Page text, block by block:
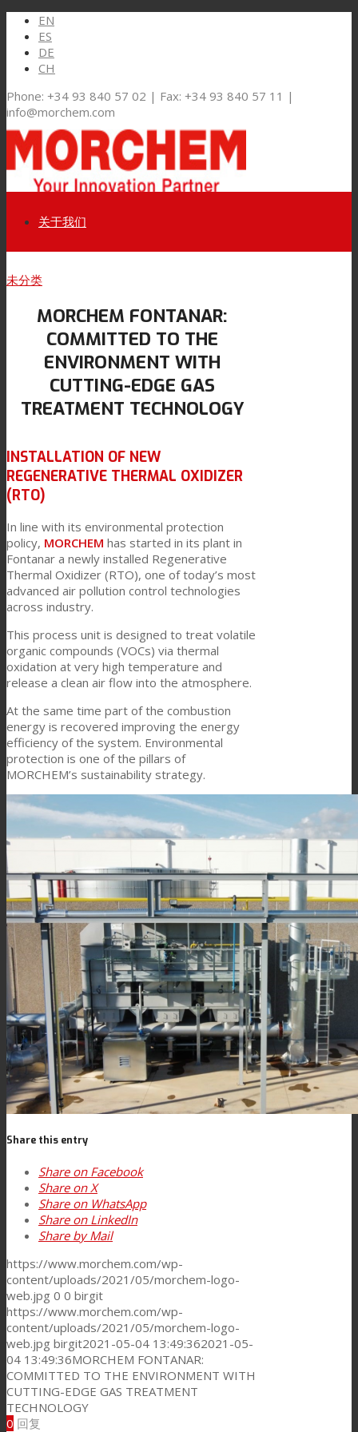
EN
ES
DE
CH
Phone: +34 93 840 57 02 | Fax: +34 93 840 57 11 |
info@morchem.com
Link to Youtube
Link to Mail
关于我们
市场和解决方案
软包装
科技产品复合
纺织品复合
平板复合
TPU油墨连接料
创新
客户关怀
特性
可持续性
客户支持
证书
职业发展
联系我们
Search
Menu Menu
未分类
MORCHEM FONTANAR:
COMMITTED TO THE
ENVIRONMENT WITH
CUTTING-EDGE GAS
TREATMENT TECHNOLOGY
INSTALLATION OF NEW
REGENERATIVE THERMAL OXIDIZER
(RTO)
In line with its environmental protection
policy, MORCHEM has started in its plant in
Fontanar a newly installed Regenerative
Thermal Oxidizer (RTO), one of today’s most
advanced air pollution control technologies
across industry.
This process unit is designed to treat volatile
organic compounds (VOCs) via thermal
oxidation at very high temperature and
release a clean air flow into the atmosphere.
At the same time part of the combustion
energy is recovered improving the energy
efficiency of the system. Environmental
protection is one of the pillars of
MORCHEM’s sustainability strategy.
Share this entry
Share on Facebook
Share on X
Share on WhatsApp
Share on LinkedIn
Share by Mail
https://www.morchem.com/wp-
content/uploads/2021/05/morchem-logo-
web.jpg 0 0 birgit
https://www.morchem.com/wp-
content/uploads/2021/05/morchem-logo-
web.jpg birgit2021-05-04 13:49:362021-05-
04 13:49:36MORCHEM FONTANAR:
COMMITTED TO THE ENVIRONMENT WITH
CUTTING-EDGE GAS TREATMENT
TECHNOLOGY
0 回复